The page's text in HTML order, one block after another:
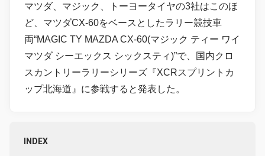
マツダ、マジック、トーヨータイヤの3社はこのほ
ど、マツダCX-60をベースとしたラリー競技車
両“MAGIC TY MAZDA CX-60(マジック ティー ワイ
マツダ シーエックス シックスティ)”で、国内クロ
スカントリーラリーシリーズ『XCRスプリントカ
ップ北海道』に参戦すると発表した。
INDEX